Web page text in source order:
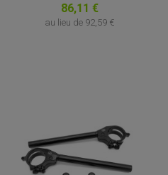
86,11 €
au lieu de 92,59 €